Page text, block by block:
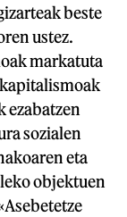
beste
ustez.
markatuta
ezabatzen
sozialen
eta
objektuen